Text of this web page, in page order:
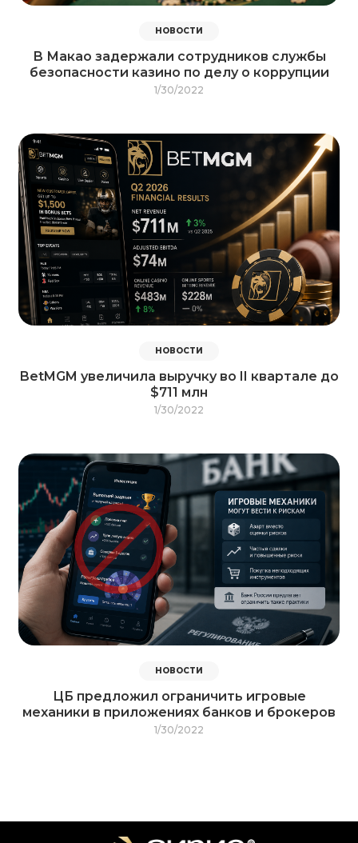
НОВОСТИ
В Макао задержали сотрудников службы
безопасности казино по делу о коррупции
1/30/2022
НОВОСТИ
BetMGM увеличила выручку во II квартале до
$711 млн
1/30/2022
НОВОСТИ
ЦБ предложил ограничить игровые
механики в приложениях банков и брокеров
1/30/2022